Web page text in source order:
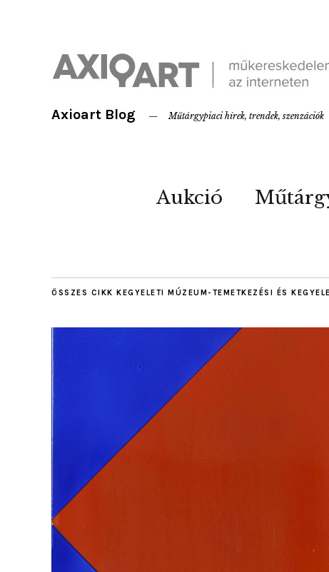
Axioart Blog Műtárgypiaci hírek, trendek, szenzációk
Aukció
ÖSSZES CIKK KEGYELETI MÚZEUM-TEMETKEZÉSI ÉS